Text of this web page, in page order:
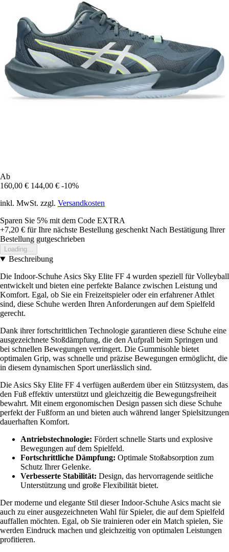
Ab
160,00 € 144,00 € -10%
inkl. MwSt. zzgl. Versandkosten
Sparen Sie 5% mit dem Code EXTRA
+7,20 € für Ihre nächste Bestellung geschenkt Nach Bestätigung Ihrer
Bestellung gutgeschrieben
Loading...
Beschreibung
Die Indoor-Schuhe Asics Sky Elite FF 4 wurden speziell für Volleyball
entwickelt und bieten eine perfekte Balance zwischen Leistung und
Komfort. Egal, ob Sie ein Freizeitspieler oder ein erfahrener Athlet
sind, diese Schuhe werden Ihren Anforderungen auf dem Spielfeld
gerecht.
Dank ihrer fortschrittlichen Technologie garantieren diese Schuhe eine
ausgezeichnete Stoßdämpfung, die den Aufprall beim Springen und
bei schnellen Bewegungen verringert. Die Gummisohle bietet
optimalen Grip, was schnelle und präzise Bewegungen ermöglicht, die
in diesem dynamischen Sport unerlässlich sind.
Die Asics Sky Elite FF 4 verfügen außerdem über ein Stützsystem, das
den Fuß effektiv unterstützt und gleichzeitig die Bewegungsfreiheit
bewahrt. Mit einem ergonomischen Design passen sich diese Schuhe
perfekt der Fußform an und bieten auch während langer Spielsitzungen
dauerhaften Komfort.
Antriebstechnologie: Fördert schnelle Starts und explosive
Bewegungen auf dem Spielfeld.
Fortschrittliche Dämpfung: Optimale Stoßabsorption zum
Schutz Ihrer Gelenke.
Verbesserte Stabilität: Design, das hervorragende seitliche
Unterstützung und große Flexibilität bietet.
Der moderne und elegante Stil dieser Indoor-Schuhe Asics macht sie
auch zu einer ausgezeichneten Wahl für Spieler, die auf dem Spielfeld
auffallen möchten. Egal, ob Sie trainieren oder ein Match spielen, Sie
werden Eindruck machen und gleichzeitig von optimalen Leistungen
profitieren.